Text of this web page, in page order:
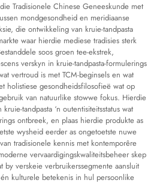
Tradisionele Chinese Geneeskunde met
mondgesondheid en meridiaanse
die ontwikkeling van kruie-tandpasta
waar hierdie mediese tradisies sterk
soos groen tee-ekstrek,
verskyn in kruie-tandpasta-formulerings
vertroud is met TCM-beginsels en wat
holistiese gesondheidsfilosofieë wat op
van natuurlike stowwe fokus. Hierdie
tandpasta ‘n outentisiteitsstatus wat
ontbreek, en plaas hierdie produkte as
wysheid eerder as ongetoetste nuwe
tradisionele kennis met kontemporêre
vervaardigingskwaliteitsbeheer skep
by verskeie verbruikerssegmente aansluit
kulturele betekenis in hul persoonlike